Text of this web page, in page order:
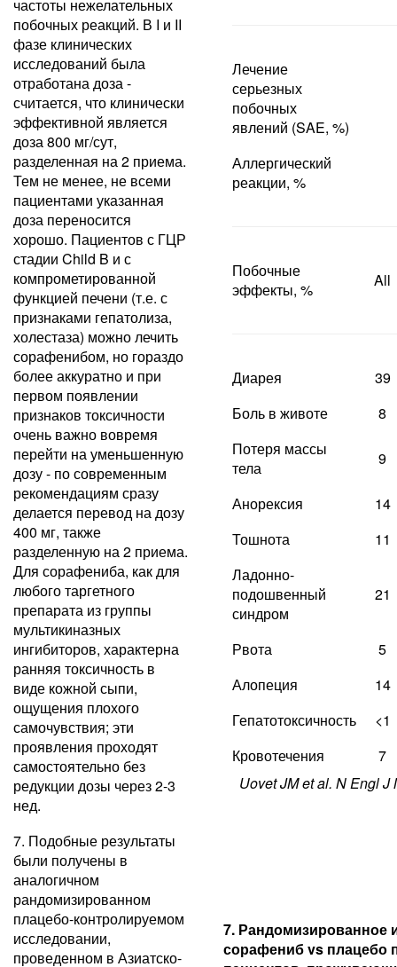
частоты нежелательных
побочных реакций. В I и II
фазе клинических
исследований была
отработана доза -
считается, что клинически
эффективной является
доза 800 мг/сут,
разделенная на 2 приема.
Тем не менее, не всеми
пациентами указанная
доза переносится
хорошо. Пациентов с ГЦР
стадии Child B и с
компрометированной
функцией печени (т.е. с
признаками гепатолиза,
холестаза) можно лечить
сорафенибом, но гораздо
более аккуратно и при
первом появлении
признаков токсичности
очень важно вовремя
перейти на уменьшенную
дозу - по современным
рекомендациям сразу
делается перевод на дозу
400 мг, также
разделенную на 2 приема.
Для сорафениба, как для
любого таргетного
препарата из группы
мультикиназных
ингибиторов, характерна
ранняя токсичность в
виде кожной сыпи,
ощущения плохого
самочувствия; эти
проявления проходят
самостоятельно без
редукции дозы через 2-3
нед.
Лечение
серьезных
побочных
явлений (SAE, %)
Аллергический
реакции, %
Побочные
эффекты, %
All
Диарея
39
Боль в животе
8
Потеря массы
тела
9
Анорексия
14
Тошнота
11
Ладонно-
подошвенный
синдром
21
Рвота
5
Алопеция
14
Гепатотоксичность
<1
Кровотечения
7
Uovet JM et al. N Engl
7. Подобные результаты
были получены в
аналогичном
рандомизированном
плацебо-контролируемом
исследовании,
проведенном в Азиатско-
7. Рандомизированное
сорафениб vs плацебо